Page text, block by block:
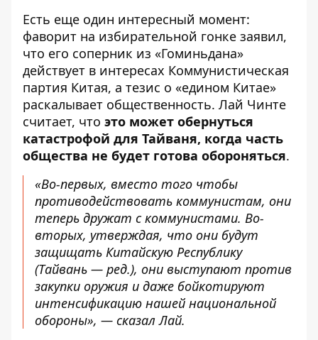
Есть еще один интересный момент:
фаворит на избирательной гонке заявил,
что его соперник из «Гоминьдана»
действует в интересах Коммунистическая
партия Китая, а тезис о «едином Китае»
раскалывает общественность. Лай Чинте
считает, что это может обернуться
катастрофой для Тайваня, когда часть
общества не будет готова обороняться.
«Во-первых, вместо того чтобы
противодействовать коммунистам, они
теперь дружат с коммунистами. Во-
вторых, утверждая, что они будут
защищать Китайскую Республику
(Тайвань — ред.), они выступают против
закупки оружия и даже бойкотируют
интенсификацию нашей национальной
обороны», — сказал Лай.